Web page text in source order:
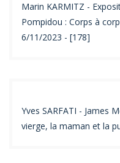
Marin KARMITZ -
Pompidou : Corps à
6/11/2023 - [178]
Yves SARFATI - James
vierge, la maman et la